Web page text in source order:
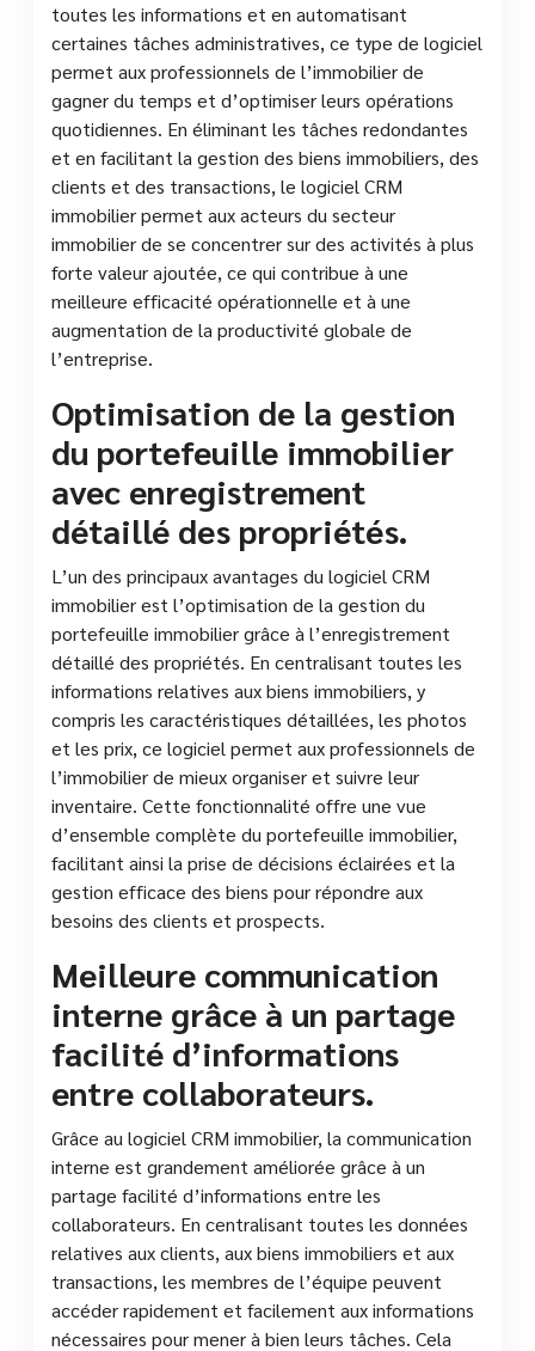
toutes les informations et en automatisant
certaines tâches administratives, ce type de logiciel
permet aux professionnels de l’immobilier de
gagner du temps et d’optimiser leurs opérations
quotidiennes. En éliminant les tâches redondantes
et en facilitant la gestion des biens immobiliers, des
clients et des transactions, le logiciel CRM
immobilier permet aux acteurs du secteur
immobilier de se concentrer sur des activités à plus
forte valeur ajoutée, ce qui contribue à une
meilleure efficacité opérationnelle et à une
augmentation de la productivité globale de
l’entreprise.
Optimisation de la gestion
du portefeuille immobilier
avec enregistrement
détaillé des propriétés.
L’un des principaux avantages du logiciel CRM
immobilier est l’optimisation de la gestion du
portefeuille immobilier grâce à l’enregistrement
détaillé des propriétés. En centralisant toutes les
informations relatives aux biens immobiliers, y
compris les caractéristiques détaillées, les photos
et les prix, ce logiciel permet aux professionnels de
l’immobilier de mieux organiser et suivre leur
inventaire. Cette fonctionnalité offre une vue
d’ensemble complète du portefeuille immobilier,
facilitant ainsi la prise de décisions éclairées et la
gestion efficace des biens pour répondre aux
besoins des clients et prospects.
Meilleure communication
interne grâce à un partage
facilité d’informations
entre collaborateurs.
Grâce au logiciel CRM immobilier, la communication
interne est grandement améliorée grâce à un
partage facilité d’informations entre les
collaborateurs. En centralisant toutes les données
relatives aux clients, aux biens immobiliers et aux
transactions, les membres de l’équipe peuvent
accéder rapidement et facilement aux informations
nécessaires pour mener à bien leurs tâches. Cela